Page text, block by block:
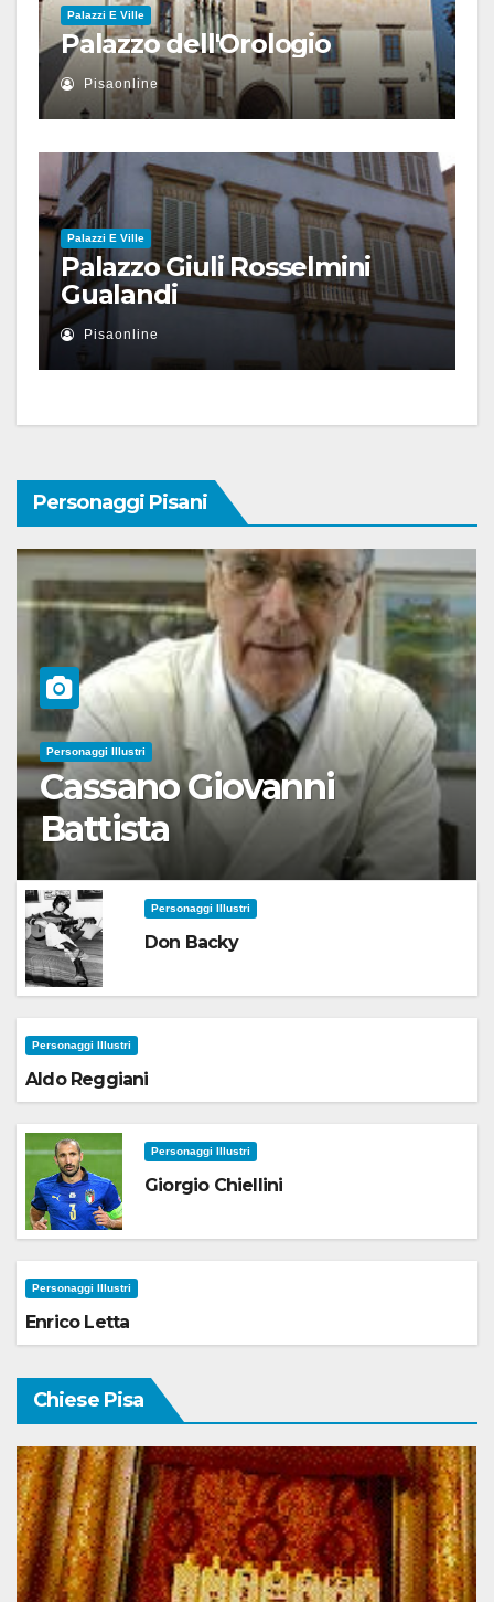
Palazzi E Ville
Palazzo dell'Orologio
Pisaonline
Palazzi E Ville
Palazzo Giuli Rosselmini
Gualandi
Pisaonline
Personaggi Pisani
Personaggi Illustri
Cassano Giovanni
Battista
Personaggi Illustri
Don Backy
Personaggi Illustri
Aldo Reggiani
Personaggi Illustri
Giorgio Chiellini
Personaggi Illustri
Enrico Letta
Chiese Pisa